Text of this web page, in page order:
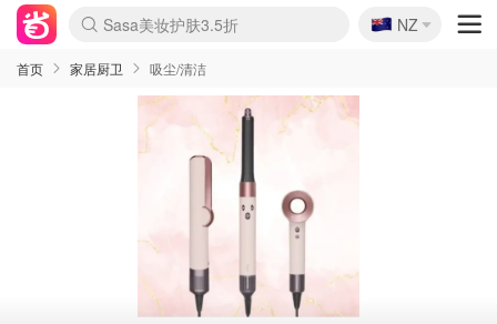
lululemon本周上新
Sasa美妆护肤3.5折
SSENSE年中3折
FreshBeauty好价汇总
Cettire降价+叠9折
Farfetch折上8折
WWS Coles超市实拍
viagogo二手票捡漏
Myer清仓1折起
The Outnet奢牌1折起
David Jones 3折起
Flannels大牌1折
Perfumes Club护肤1折
AMIRO返校季6.2折
Oweek抽奖送Airpods
Amazon折扣汇总
eToro入金$200送$50
Amazon数码好物
ICONIC本周7.5折
ThedoubleF高奢地板价
Moose Knuckles 6折
丝芙兰5折起
EUFY官网3.7折起
Selenichast首饰2折
Trip机票酒店促销
YSL送5件彩妆礼
Amazon家居好物
BIGBANG巡演开票
David Jones时尚3折
Amazon美妆护肤
雅漾大喷$8
过敏原检测盒$33
伊索独家赠50ml沐浴露
科颜氏送高保湿面霜
SEALIFE海洋馆门票6折
丝塔芙大白罐$16
订阅Newsletter送香薰
Cult Beauty 6.8折
Harrods圣诞日历2.3折
LN-CC奢牌私促3折
d'Alba空姐喷雾$16
EVE LOM套装逆天2折
Bernardelli独家4折
Adore Beauty 6折起
CT圣诞日历
Mytheresa奢品2.7折
🇳🇿
NZ
首页 家居厨卫 吸尘/清洁